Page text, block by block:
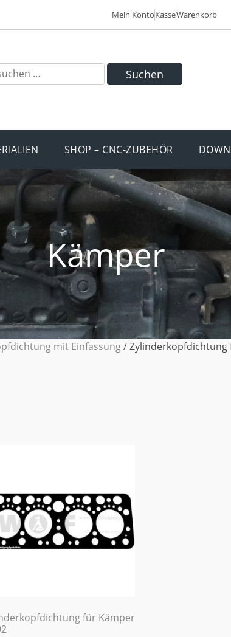
Mein KontoKasseWarenkorb
Suchen
SHOP – CNC-ZUBEHÖR
Kämper
mit Einfassung/ Zylinderkopfdichtung
für Kämper